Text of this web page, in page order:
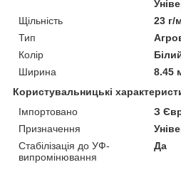
Щільність
23 г/
Тип
Колір
Ширина
8.45
Користувальницькі
Імпортовано
З
Призначення
Стабілізація до УФ-
випромінювання
Да